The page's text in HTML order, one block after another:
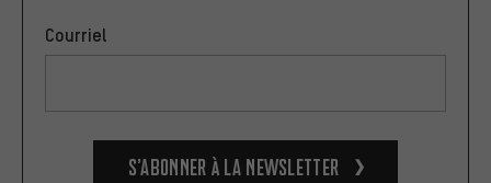
Courriel
S’abonner à la newsletter